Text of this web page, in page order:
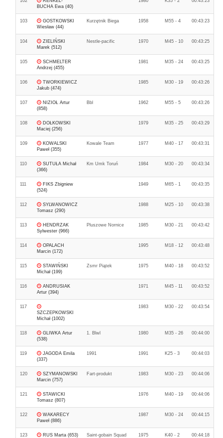
BUCHA Ewa (40)
103
GOSTKOWSKI
Wiesław (44)
Kurzętnik Biega 1958 M55 - 4 00:43:23
104
ZIELIŃSKI
Marek (512)
Nestle-pacific 1970 M45 - 10 00:43:25
105
SCHMELTER
Andrzej (455)
1981 M35 - 24 00:43:25
106
TWORKIEWICZ
Jakub (474)
1985 M30 - 19 00:43:26
107
NIZIOŁ Artur
(858)
Bbl 1962 M55 - 5 00:43:26
108
DOŁKOWSKI
Maciej (256)
1979 M35 - 25 00:43:29
109
KOWALSKI
Paweł (355)
Kowale Team 1977 M40 - 17 00:43:31
110
SUTUŁA Michał
(366)
Km Umk Toruń 1984 M30 - 20 00:43:34
111
FIKS Zbigniew
(524)
1949 M65 - 1 00:43:35
112
SYLWANOWICZ
Tomasz (290)
1988 M25 - 10 00:43:38
113
HENDRZAK
Sylwester (966)
Pluszowe Nornice 1985 M30 - 21 00:43:42
114
OPALACH
Marcin (172)
1995 M18 - 12 00:43:48
115
STAWIŃSKI
Michał (199)
Zsmr Piątek 1975 M40 - 18 00:43:52
116
ANDRUSIAK
Artur (394)
1971 M45 - 11 00:43:52
117
SZCZEPKOWSKI
Michał (1002)
1983 M30 - 22 00:43:54
118
GLIWKA Artur
(538)
1. Blwl 1980 M35 - 26 00:44:00
119
JAGODA Emila
(337)
1991 1991 K25 - 3 00:44:03
120
SZYMANOWSKI
Marcin (757)
Fart-produkt 1983 M30 - 23 00:44:06
121
STAWICKI
Tomasz (807)
1976 M40 - 19 00:44:06
122
WAKARECY
Paweł (886)
1987 M30 - 24 00:44:15
123 RUS Marta (653) Saint-gobain Squad 1975 K40 - 2 00:44:18